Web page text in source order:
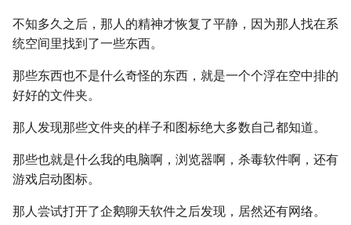
不知多久之后，那人的精神才恢复了平静，因为那人找在系
统空间里找到了一些东西。
那些东西也不是什么奇怪的东西，就是一个个浮在空中排的
好好的文件夹。
那人发现那些文件夹的样子和图标绝大多数自己都知道。
那些也就是什么我的电脑啊，浏览器啊，杀毒软件啊，还有
游戏启动图标。
那人尝试打开了企鹅聊天软件之后发现，居然还有网络。